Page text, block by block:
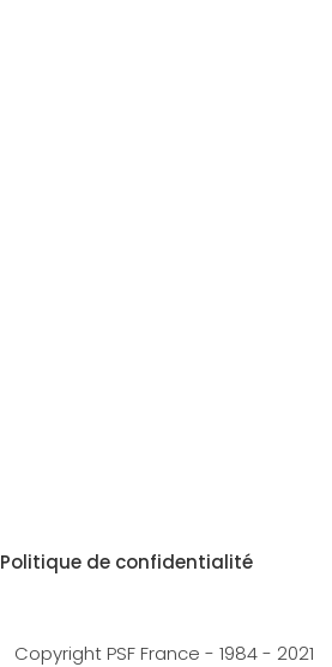
Politique de confidentialité
Copyright PSF France - 1984 - 2021